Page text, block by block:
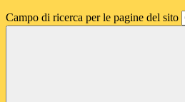
Campo di ricerca per le pagine del sito